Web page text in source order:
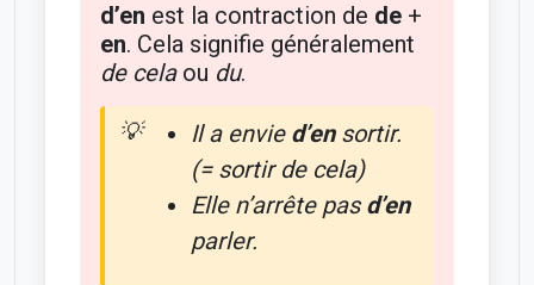
d’en est la contraction de de+
en. Cela signifie généralement
de celaou du.
Il a envie d’ensortir.
(= sortir de cela)
Elle n’arrête pasd’en
parler.